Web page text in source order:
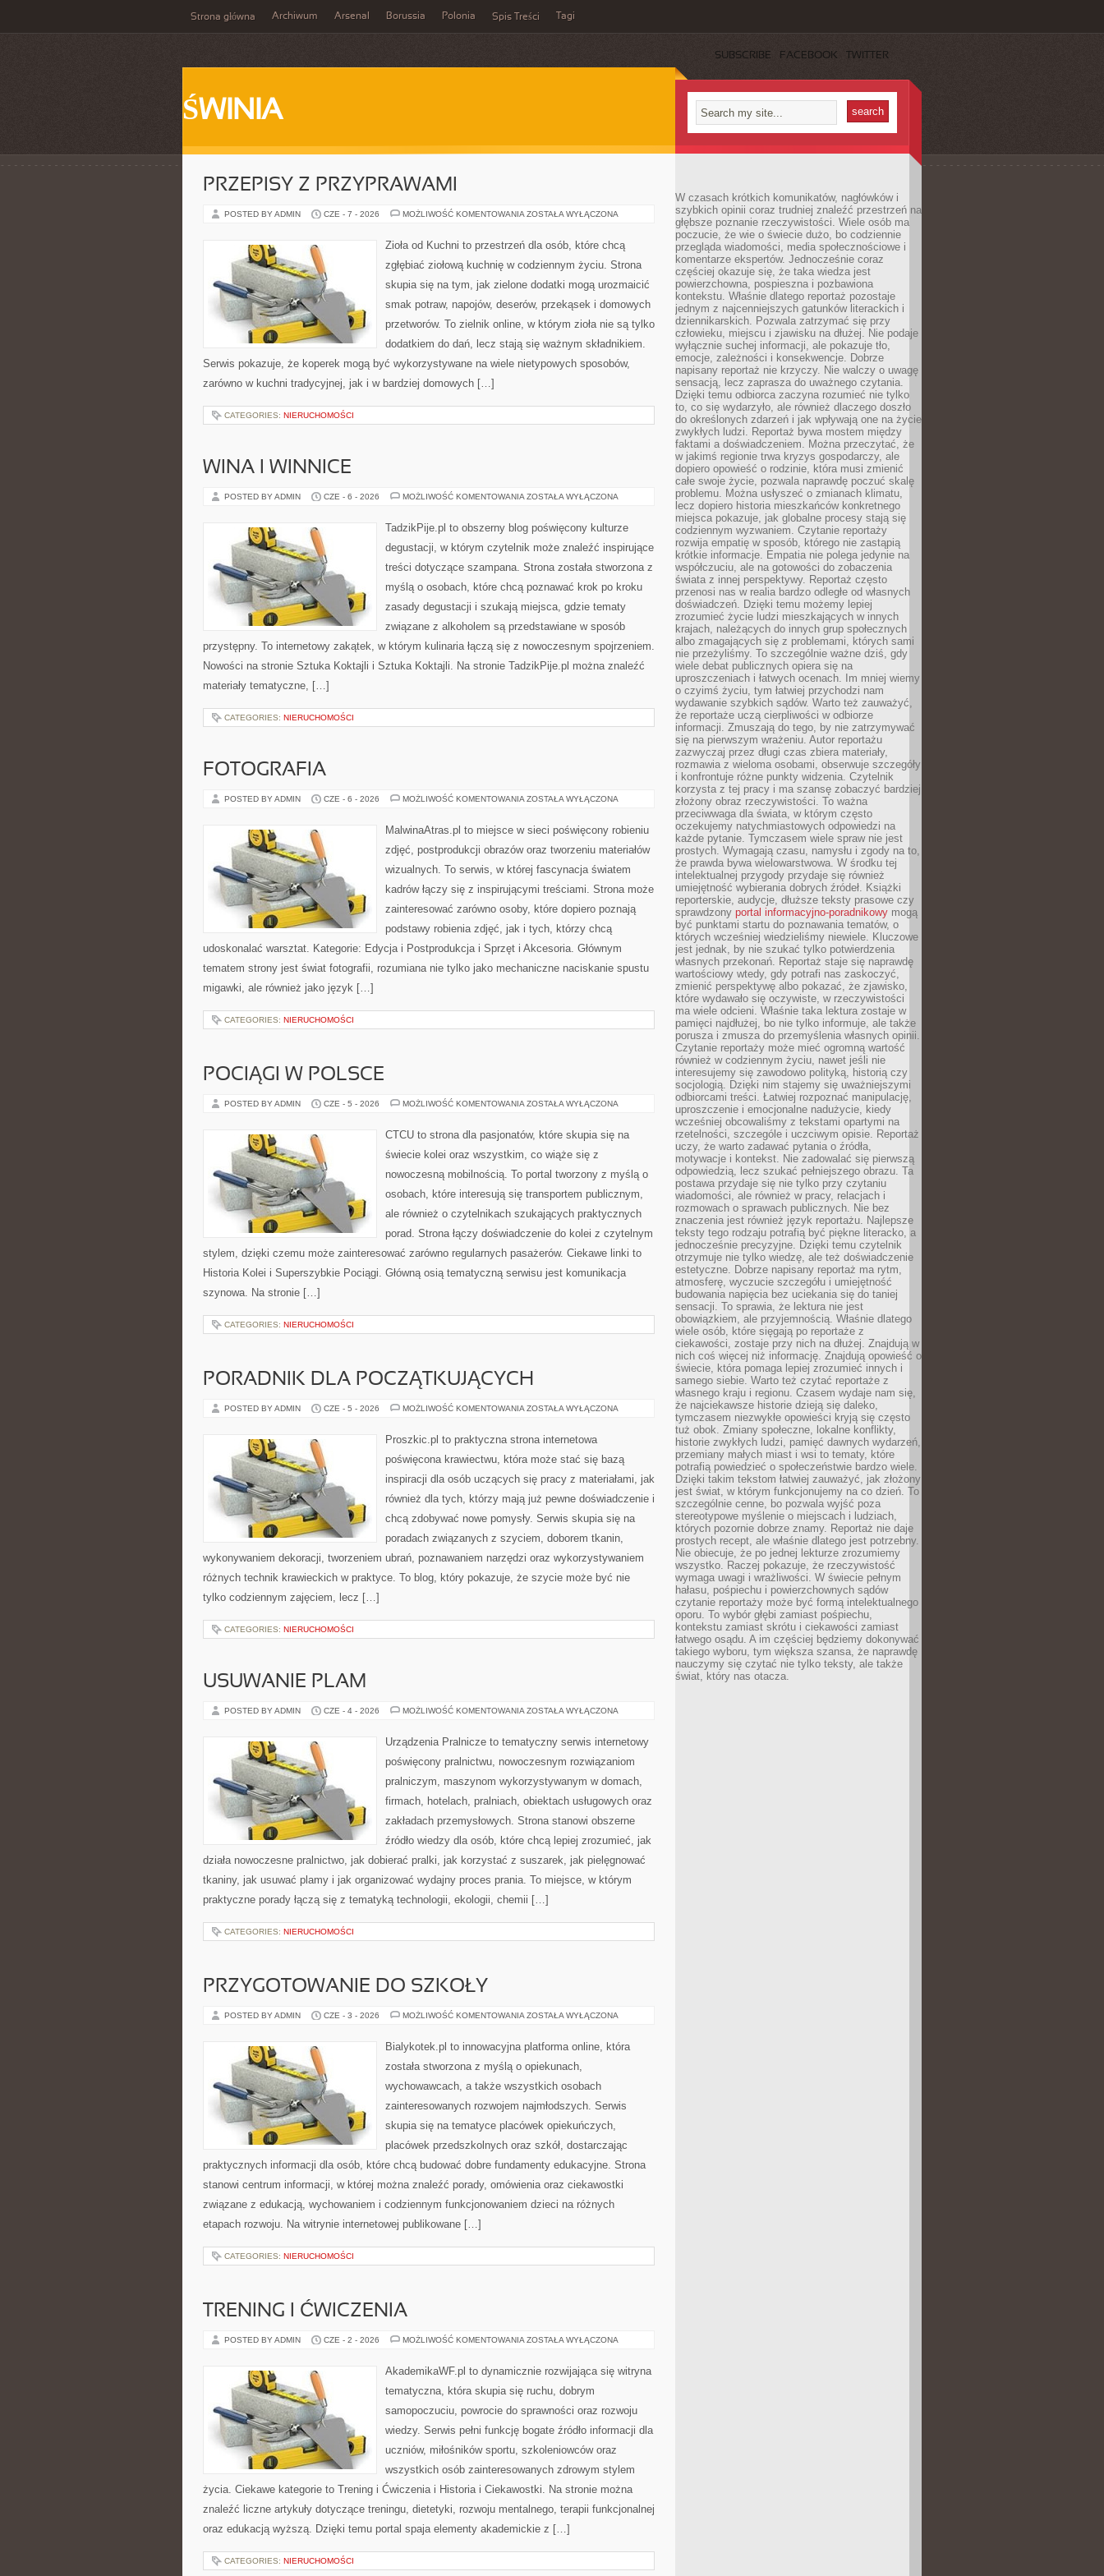
Strona główna Archiwum Arsenal Borussia Polonia Spis Treści Tagi
SUBSCRIBE FACEBOOK TWITTER
ŚWINIA
PRZEPISY Z PRZYPRAWAMI
POSTED BY ADMIN CZE - 7 - 2026 MOŻLIWOŚĆ KOMENTOWANIA PRZEPISY
ZOSTAŁA WYŁĄCZONA
Zioła od Kuchni to przestrzeń dla osób, które chcą
zgłębiać ziołową kuchnię w codziennym życiu. Strona
skupia się na tym, jak zielone dodatki mogą urozmaicić
smak potraw, napojów, deserów, przekąsek i domowych
przetworów. To zielnik online, w którym zioła nie są tylko
dodatkiem do dań, lecz stają się ważnym składnikiem.
Serwis pokazuje, że koperek mogą być wykorzystywane na wiele nietypowych sposobów,
zarówno w kuchni tradycyjnej, jak i w bardziej domowych […]
CATEGORIES: NIERUCHOMOŚCI
WINA I WINNICE
POSTED BY ADMIN CZE - 6 - 2026 MOŻLIWOŚĆ KOMENTOWANIA WINA
ZOSTAŁA WYŁĄCZONA
TadzikPije.pl to obszerny blog poświęcony kulturze
degustacji, w którym czytelnik może znaleźć inspirujące
treści dotyczące szampana. Strona została stworzona z
myślą o osobach, które chcą poznawać krok po kroku
zasady degustacji i szukają miejsca, gdzie tematy
związane z alkoholem są przedstawiane w sposób
przystępny. To internetowy zakątek, w którym kulinaria łączą się z nowoczesnym spojrzeniem.
Nowości na stronie Sztuka Koktajli i Sztuka Koktajli. Na stronie TadzikPije.pl można znaleźć
materiały tematyczne, […]
CATEGORIES: NIERUCHOMOŚCI
FOTOGRAFIA
POSTED BY ADMIN CZE - 6 - 2026 MOŻLIWOŚĆ KOMENTOWANIA FOTOGRAFIA
ZOSTAŁA WYŁĄCZONA
MalwinaAtras.pl to miejsce w sieci poświęcony robieniu
zdjęć, postprodukcji obrazów oraz tworzeniu materiałów
wizualnych. To serwis, w której fascynacja światem
kadrów łączy się z inspirującymi treściami. Strona może
zainteresować zarówno osoby, które dopiero poznają
podstawy robienia zdjęć, jak i tych, którzy chcą
udoskonalać warsztat. Kategorie: Edycja i Postprodukcja i Sprzęt i Akcesoria. Głównym
tematem strony jest świat fotografii, rozumiana nie tylko jako mechaniczne naciskanie spustu
migawki, ale również jako język […]
CATEGORIES: NIERUCHOMOŚCI
POCIĄGI W POLSCE
POSTED BY ADMIN CZE - 5 - 2026 MOŻLIWOŚĆ KOMENTOWANIA POCIĄGI
ZOSTAŁA WYŁĄCZONA
CTCU to strona dla pasjonatów, które skupia się na
świecie kolei oraz wszystkim, co wiąże się z
nowoczesną mobilnością. To portal tworzony z myślą o
osobach, które interesują się transportem publicznym,
ale również o czytelnikach szukających praktycznych
porad. Strona łączy doświadczenie do kolei z czytelnym
stylem, dzięki czemu może zainteresować zarówno regularnych pasażerów. Ciekawe linki to
Historia Kolei i Superszybkie Pociągi. Główną osią tematyczną serwisu jest komunikacja
szynowa. Na stronie […]
CATEGORIES: NIERUCHOMOŚCI
PORADNIK DLA POCZĄTKUJĄCYCH
POSTED BY ADMIN CZE - 5 - 2026 MOŻLIWOŚĆ KOMENTOWANIA PORADNIK
ZOSTAŁA WYŁĄCZONA
Proszkic.pl to praktyczna strona internetowa
poświęcona krawiectwu, która może stać się bazą
inspiracji dla osób uczących się pracy z materiałami, jak
również dla tych, którzy mają już pewne doświadczenie i
chcą zdobywać nowe pomysły. Serwis skupia się na
poradach związanych z szyciem, doborem tkanin,
wykonywaniem dekoracji, tworzeniem ubrań, poznawaniem narzędzi oraz wykorzystywaniem
różnych technik krawieckich w praktyce. To blog, który pokazuje, że szycie może być nie
tylko codziennym zajęciem, lecz […]
CATEGORIES: NIERUCHOMOŚCI
USUWANIE PLAM
POSTED BY ADMIN CZE - 4 - 2026 MOŻLIWOŚĆ KOMENTOWANIA USUWANIE
ZOSTAŁA WYŁĄCZONA
Urządzenia Pralnicze to tematyczny serwis internetowy
poświęcony pralnictwu, nowoczesnym rozwiązaniom
pralniczym, maszynom wykorzystywanym w domach,
firmach, hotelach, pralniach, obiektach usługowych oraz
zakładach przemysłowych. Strona stanowi obszerne
źródło wiedzy dla osób, które chcą lepiej zrozumieć, jak
działa nowoczesne pralnictwo, jak dobierać pralki, jak korzystać z suszarek, jak pielęgnować
tkaniny, jak usuwać plamy i jak organizować wydajny proces prania. To miejsce, w którym
praktyczne porady łączą się z tematyką technologii, ekologii, chemii […]
CATEGORIES: NIERUCHOMOŚCI
PRZYGOTOWANIE DO SZKOŁY
POSTED BY ADMIN CZE - 3 - 2026 MOŻLIWOŚĆ KOMENTOWANIA PRZYGOTOWANIE
ZOSTAŁA WYŁĄCZONA
Bialykotek.pl to innowacyjna platforma online, która
została stworzona z myślą o opiekunach,
wychowawcach, a także wszystkich osobach
zainteresowanych rozwojem najmłodszych. Serwis
skupia się na tematyce placówek opiekuńczych,
placówek przedszkolnych oraz szkół, dostarczając
praktycznych informacji dla osób, które chcą budować dobre fundamenty edukacyjne. Strona
stanowi centrum informacji, w której można znaleźć porady, omówienia oraz ciekawostki
związane z edukacją, wychowaniem i codziennym funkcjonowaniem dzieci na różnych
etapach rozwoju. Na witrynie internetowej publikowane […]
CATEGORIES: NIERUCHOMOŚCI
TRENING I ĆWICZENIA
POSTED BY ADMIN CZE - 2 - 2026 MOŻLIWOŚĆ KOMENTOWANIA TRENING
ZOSTAŁA WYŁĄCZONA
AkademikaWF.pl to dynamicznie rozwijająca się witryna
tematyczna, która skupia się ruchu, dobrym
samopoczuciu, powrocie do sprawności oraz rozwoju
wiedzy. Serwis pełni funkcję bogate źródło informacji dla
uczniów, miłośników sportu, szkoleniowców oraz
wszystkich osób zainteresowanych zdrowym stylem
życia. Ciekawe kategorie to Trening i Ćwiczenia i Historia i Ciekawostki. Na stronie można
znaleźć liczne artykuły dotyczące treningu, dietetyki, rozwoju mentalnego, terapii funkcjonalnej
oraz edukacją wyższą. Dzięki temu portal spaja elementy akademickie z […]
CATEGORIES: NIERUCHOMOŚCI
W czasach krótkich komunikatów, nagłówków i
szybkich opinii coraz trudniej znaleźć przestrzeń na
głębsze poznanie rzeczywistości. Wiele osób ma
poczucie, że wie o świecie dużo, bo codziennie
przegląda wiadomości, media społecznościowe i
komentarze ekspertów. Jednocześnie coraz
częściej okazuje się, że taka wiedza jest
powierzchowna, pospieszna i pozbawiona
kontekstu. Właśnie dlatego reportaż pozostaje
jednym z najcenniejszych gatunków literackich i
dziennikarskich. Pozwala zatrzymać się przy
człowieku, miejscu i zjawisku na dłużej. Nie podaje
wyłącznie suchej informacji, ale pokazuje tło,
emocje, zależności i konsekwencje. Dobrze
napisany reportaż nie krzyczy. Nie walczy o uwagę
sensacją, lecz zaprasza do uważnego czytania.
Dzięki temu odbiorca zaczyna rozumieć nie tylko
to, co się wydarzyło, ale również dlaczego doszło
do określonych zdarzeń i jak wpływają one na życie
zwykłych ludzi. Reportaż bywa mostem między
faktami a doświadczeniem. Można przeczytać, że
w jakimś regionie trwa kryzys gospodarczy, ale
dopiero opowieść o rodzinie, która musi zmienić
całe swoje życie, pozwala naprawdę poczuć skalę
problemu. Można usłyszeć o zmianach klimatu,
lecz dopiero historia mieszkańców konkretnego
miejsca pokazuje, jak globalne procesy stają się
codziennym wyzwaniem. Czytanie reportaży
rozwija empatię w sposób, którego nie zastąpią
krótkie informacje. Empatia nie polega jedynie na
współczuciu, ale na gotowości do zobaczenia
świata z innej perspektywy. Reportaż często
przenosi nas w realia bardzo odległe od własnych
doświadczeń. Dzięki temu możemy lepiej
zrozumieć życie ludzi mieszkających w innych
krajach, należących do innych grup społecznych
albo zmagających się z problemami, których sami
nie przeżyliśmy. To szczególnie ważne dziś, gdy
wiele debat publicznych opiera się na
uproszczeniach i łatwych ocenach. Im mniej wiemy
o czyimś życiu, tym łatwiej przychodzi nam
wydawanie szybkich sądów. Warto też zauważyć,
że reportaże uczą cierpliwości w odbiorze
informacji. Zmuszają do tego, by nie zatrzymywać
się na pierwszym wrażeniu. Autor reportażu
zazwyczaj przez długi czas zbiera materiały,
rozmawia z wieloma osobami, obserwuje szczegóły
i konfrontuje różne punkty widzenia. Czytelnik
korzysta z tej pracy i ma szansę zobaczyć bardziej
złożony obraz rzeczywistości. To ważna
przeciwwaga dla świata, w którym często
oczekujemy natychmiastowych odpowiedzi na
każde pytanie. Tymczasem wiele spraw nie jest
prostych. Wymagają czasu, namysłu i zgody na to,
że prawda bywa wielowarstwowa. W środku tej
intelektualnej przygody przydaje się również
umiejętność wybierania dobrych źródeł. Książki
reporterskie, audycje, dłuższe teksty prasowe czy
sprawdzony portal informacyjno-poradnikowy mogą
być punktami startu do poznawania tematów, o
których wcześniej wiedzieliśmy niewiele. Kluczowe
jest jednak, by nie szukać tylko potwierdzenia
własnych przekonań. Reportaż staje się naprawdę
wartościowy wtedy, gdy potrafi nas zaskoczyć,
zmienić perspektywę albo pokazać, że zjawisko,
które wydawało się oczywiste, w rzeczywistości
ma wiele odcieni. Właśnie taka lektura zostaje w
pamięci najdłużej, bo nie tylko informuje, ale także
porusza i zmusza do przemyślenia własnych opinii.
Czytanie reportaży może mieć ogromną wartość
również w codziennym życiu, nawet jeśli nie
interesujemy się zawodowo polityką, historią czy
socjologią. Dzięki nim stajemy się uważniejszymi
odbiorcami treści. Łatwiej rozpoznać manipulację,
uproszczenie i emocjonalne nadużycie, kiedy
wcześniej obcowaliśmy z tekstami opartymi na
rzetelności, szczególe i uczciwym opisie. Reportaż
uczy, że warto zadawać pytania o źródła,
motywacje i kontekst. Nie zadowalać się pierwszą
odpowiedzią, lecz szukać pełniejszego obrazu. Ta
postawa przydaje się nie tylko przy czytaniu
wiadomości, ale również w pracy, relacjach i
rozmowach o sprawach publicznych. Nie bez
znaczenia jest również język reportażu. Najlepsze
teksty tego rodzaju potrafią być piękne literacko, a
jednocześnie precyzyjne. Dzięki temu czytelnik
otrzymuje nie tylko wiedzę, ale też doświadczenie
estetyczne. Dobrze napisany reportaż ma rytm,
atmosferę, wyczucie szczegółu i umiejętność
budowania napięcia bez uciekania się do taniej
sensacji. To sprawia, że lektura nie jest
obowiązkiem, ale przyjemnością. Właśnie dlatego
wiele osób, które sięgają po reportaże z
ciekawości, zostaje przy nich na dłużej. Znajdują w
nich coś więcej niż informację. Znajdują opowieść o
świecie, która pomaga lepiej zrozumieć innych i
samego siebie. Warto też czytać reportaże z
własnego kraju i regionu. Czasem wydaje nam się,
że najciekawsze historie dzieją się daleko,
tymczasem niezwykłe opowieści kryją się często
tuż obok. Zmiany społeczne, lokalne konflikty,
historie zwykłych ludzi, pamięć dawnych wydarzeń,
przemiany małych miast i wsi to tematy, które
potrafią powiedzieć o społeczeństwie bardzo wiele.
Dzięki takim tekstom łatwiej zauważyć, jak złożony
jest świat, w którym funkcjonujemy na co dzień. To
szczególnie cenne, bo pozwala wyjść poza
stereotypowe myślenie o miejscach i ludziach,
których pozornie dobrze znamy. Reportaż nie daje
prostych recept, ale właśnie dlatego jest potrzebny.
Nie obiecuje, że po jednej lekturze zrozumiemy
wszystko. Raczej pokazuje, że rzeczywistość
wymaga uwagi i wrażliwości. W świecie pełnym
hałasu, pośpiechu i powierzchownych sądów
czytanie reportaży może być formą intelektualnego
oporu. To wybór głębi zamiast pośpiechu,
kontekstu zamiast skrótu i ciekawości zamiast
łatwego osądu. A im częściej będziemy dokonywać
takiego wyboru, tym większa szansa, że naprawdę
nauczymy się czytać nie tylko teksty, ale także
świat, który nas otacza.